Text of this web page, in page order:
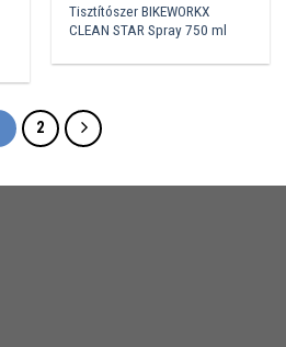
Tisztítószer BIKEWORKX
CLEAN STAR Spray 750 ml
2